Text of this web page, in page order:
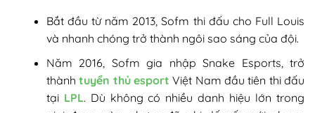
Bắt đầu từ năm 2013, Sofm thi đấu cho Full Louis
và nhanh chóng trở thành ngôi sao sáng của đội.
Năm 2016, Sofm gia nhập Snake Esports, trở
thànhtuyển thủ esport Việt Nam đầu tiên thi đấu
tại LPL. Dù không có nhiều danh hiệu lớn trong